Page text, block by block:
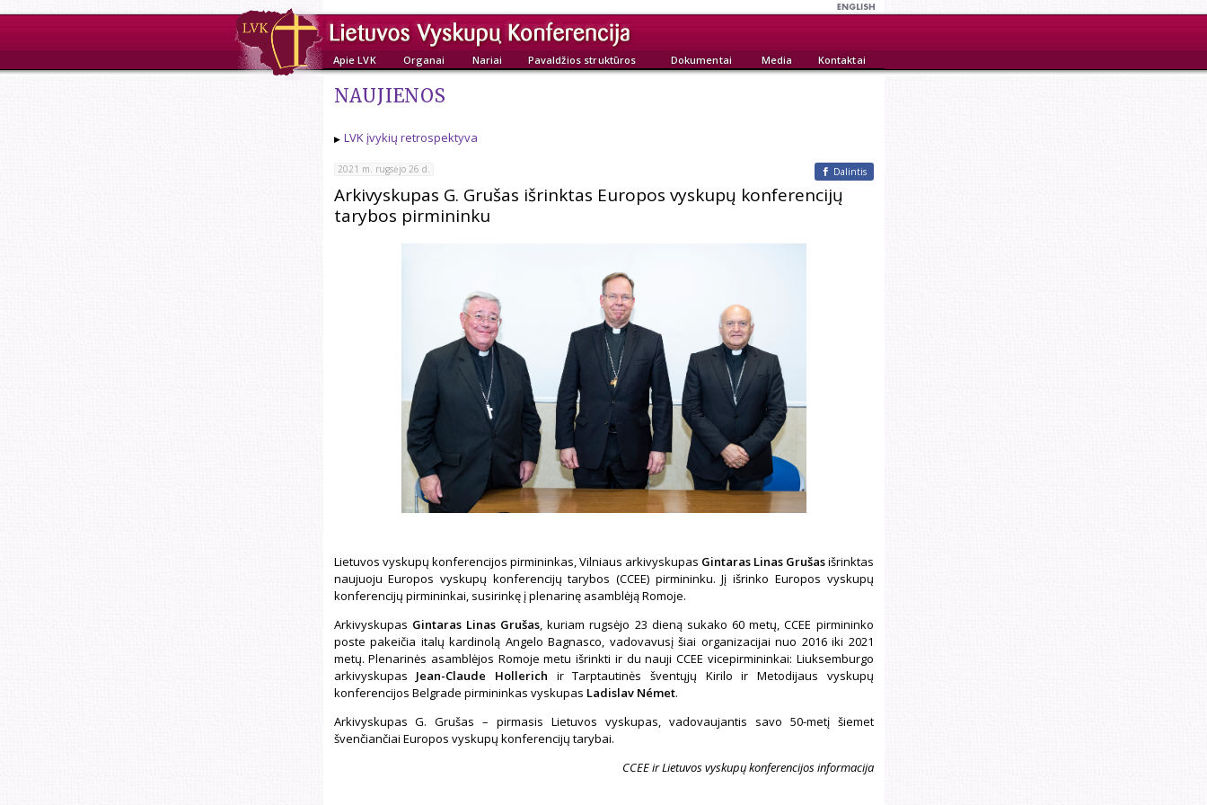
Apie LVK Organai Nariai Pavaldžios struktūros Dokumentai Media Kontaktai
NAUJIENOS
LVK įvykių retrospektyva
Dalintis
2021 m. rugsėjo 26 d.
Arkivyskupas G. Grušas išrinktas Europos vyskupų konferencijų
tarybos pirmininku
Lietuvos vyskupų konferencijos pirmininkas, Vilniaus arkivyskupas Gintaras Linas Grušasišrinktas
naujuoju Europos vyskupų konferencijų tarybos (CCEE) pirmininku. Jį išrinko Europos vyskupų
konferencijų pirmininkai, susirinkę į plenarinę asamblėją Romoje.
Arkivyskupas Gintaras Linas Grušas , kuriam rugsėjo 23 dieną sukako 60 metų, CCEE pirmininko
poste pakeičia italų kardinolą Angelo Bagnasco, vadovavusį šiai organizacijai nuo 2016 iki 2021
metų. Plenarinės asamblėjos Romoje metu išrinkti ir du nauji CCEE vicepirmininkai: Liuksemburgo
arkivyskupas Jean-Claude Hollerich ir Tarptautinės šventųjų Kirilo ir Metodijaus vyskupų
konferencijos Belgrade pirmininkas vyskupas Ladislav Német.
Arkivyskupas G. Grušas – pirmasis Lietuvos vyskupas, vadovaujantis savo 50-metį šiemet
švenčiančiai Europos vyskupų konferencijų tarybai.
CCEE ir Lietuvos vyskupų konferencijos informacija